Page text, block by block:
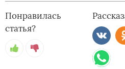
Понравилась
статья?